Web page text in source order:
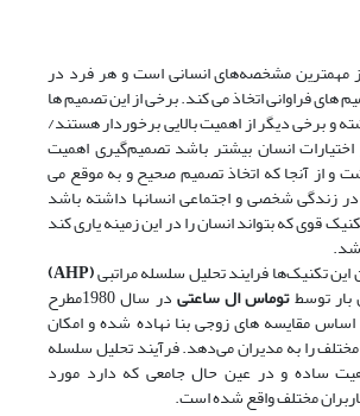
مهمترین مشخصه‌های انسانی است و هر فرد در
های فراوانی اتخاذ می کند. برخی از این تصمیم ها
و برخی دیگر از اهمیت بالایی برخوردار هستند/
انسان بیشتر باشد تصمیم‌گیری اهمیت
و از آنجا که اتخاذ تصمیم صحیح و به موقع می
در زندگی شخصی و اجتماعی انسانها داشته باشد
قوی که بتواند انسان را در این زمینه یاری کند
این تکنیک‌ها فرایند تحلیل سلسله مراتبی(AHP)
بار توسطتوماس الساعتی در سال 1980مطرح
مقایسه های زوجی بنا نهاده شده و امکان
را به مدیران می‌دهد. فرآیند تحلیل سلسله
ساده و در عین حال جامعی که دارد مورد
مختلف واقع شده است.